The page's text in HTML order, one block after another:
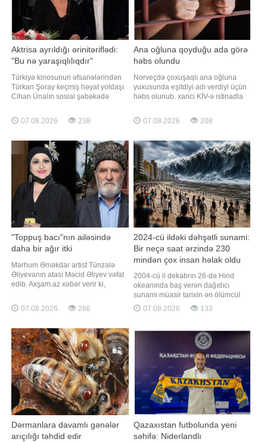
Aktrisa ayrıldığı ərinitəriflədi:
"Bu nə yaraşıqlılıqdır"
Türkiyə kinosunun əfsanələrindən
Türkan Şoray keçmiş həyat yoldaşı
Cihan Ünalın sosial şəbəkədə
diqqət çəkib. xarici mediaya
istinadən xəbər verir ki, Şoray
yaraşıqlılıqdır" sözlərini yazıb.
Keçmiş yoldaşı isə "Təşəkkür
edirəm
07.08.2026 238
Ana oğluna qoyduğu ada görə
həbs olundu
Norveçdə çoxuşaqlı ana oğluna
yuxusunda eşitdiyi adı verdiyi üçün
həbs olunub. xarici KİV-ə istinadla
baş verib. Kirsti Larsen yeni
doğulan oğluna yuxusunda ingilis
qarşılığı olan "Geşer" adını vermək
istəyib. Lakin həmi
07.08.2026 208
"Toppuş bacı"nın ailəsində
daha bir ağır itki
Mərhum Əməkdar artist Tünzalə
Əliyevanın atası Məcid Əliyev vəfat
edib. Axşam.az xəbər verir ki,
dünyasını dəyişib. Qeyd edək ki,
"Toppuş bacı" ləqəbi ilə tanınan
çəkirdi və 2023-cü ildə vəfat edib.
Bir neçə gün əvvəl isə onu
07.08.2026 286
2024-cü ildəki dəhşətli sunami:
Bir neçə saat ərzində 230
mindən çox insan həlak oldu
2004-cü il dekabrın 26-da Hind
okeanında baş verən dağıdıcı
sunami müasir tarixin ən ölümcül
təbii fəlakətlərindən birinə çevrilib.
Qaynarinfo xəbər verir ki, fəlakət
çox insan həyatını itirib. Tailand isə
ən çox zərər çəkən ölkələrdən biri
olub. Fəlakət necə başladı?
07.08.2026 133
Dərmanlara davamlı gənələr
arıçılığı təhdid edir
Qazaxıstan futbolunda yeni
səhifə: Niderlandlı